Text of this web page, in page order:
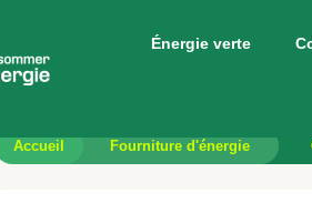
Énergie verte
Accueil Fourniture d'énergie